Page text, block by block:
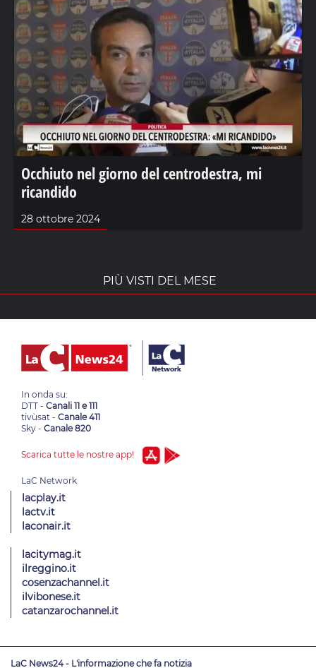
Occhiuto nel giorno del centrodestra, mi
ricandido
28 ottobre 2024
PIÙ VISTI DEL MESE
In onda su:
DTT - Canali 11 e 111
tivùsat - Canale 411
Sky - Canale 820
Scarica tutte le nostre app!
lacplay.it
lactv.it
laconair.it
lacitymag.it
ilreggino.it
cosenzachannel.it
ilvibonese.it
catanzarochannel.it
LaC News24 - L'informazione che fa notizia